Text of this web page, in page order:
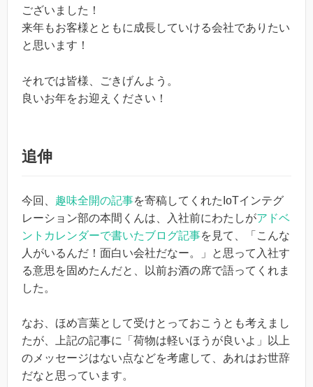
ございました！
来年もお客様とともに成長していける会社でありたい
と思います！
それでは皆様、ごきげんよう。
良いお年をお迎えください！
追伸
今回、 趣味全開の記事を寄稿してくれたIoTインテグ
レーション部の本間くんは、入社前にわたしがアドベ
ントカレンダーで書いたブログ記事を見て、「こんな
人がいるんだ！面白い会社だなー。」と思って入社す
る意思を固めたんだと、以前お酒の席で語ってくれま
した。
なお、ほめ言葉として受けとっておこうとも考えまし
たが、上記の記事に「荷物は軽いほうが良いよ」以上
のメッセージはない点などを考慮して、あれはお世辞
だなと思っています。